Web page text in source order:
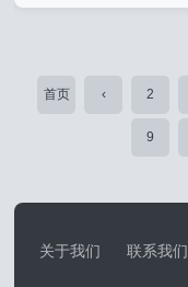
首页 ‹ 2
9
关于我们 联系我们